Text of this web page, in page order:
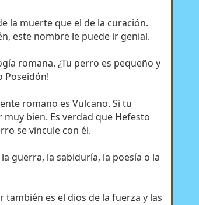
la muerte que el de la curación.
este nombre le puede ir genial.
romana. ¿Tu perro es pequeño y
Poseidón!
romano es Vulcano. Si tu
bien. Es verdad que Hefesto
se vincule con él.
guerra, la sabiduría, la poesía o la
es el dios de la fuerza y las